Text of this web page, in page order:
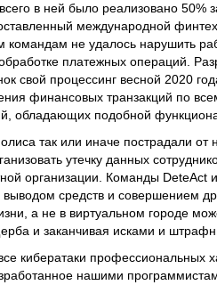
в ней было реализовано 50%
международной
не удалось нарушить
платежных операций.
свой процессинг весной 2020
финансовых транзакций по
обладающих подобной
так или иначе пострадали от
утечку данных
организации. Команды DeteAct
средств и совершением
а не в виртуальном городе
и заканчивая исками и
кибератаки профессиональных
нашими